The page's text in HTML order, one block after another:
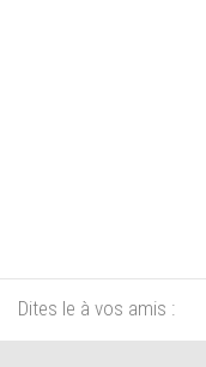
Dites le à vos amis :